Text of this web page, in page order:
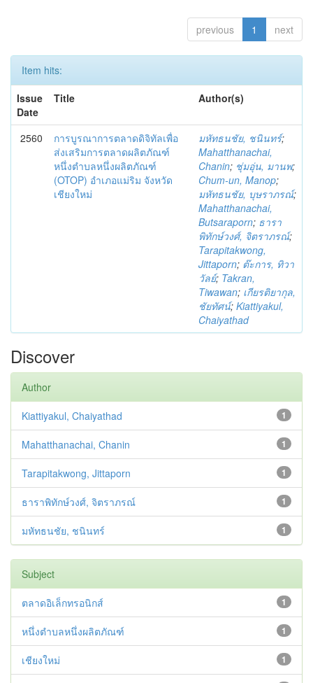
previous 1 next
Item hits:
Issue
Date
Title Author(s)
2560
การบูรณาการตลาดดิจิทัลเพื่อ
ส่งเสริมการตลาดผลิตภัณฑ์
หนึ่งตำบลหนึ่งผลิตภัณฑ์
(OTOP) อำเภอแม่ริม จังหวัด
เชียงใหม่
มหัทธนชัย, ชนินทร์;
Mahatthanachai,
Chanin; ชุ่มอุ่น, มานพ;
Chum-un, Manop;
มหัทธนชัย, บุษราภรณ์;
Mahatthanachai,
Butsaraporn; ธารา
พิทักษ์วงศ์, จิตราภรณ์;
Tarapitakwong,
Jittaporn; ต๊ะการ, ทิวา
วัลย์; Takran,
Tiwawan; เกียรติยากุล,
ชัยทัศน์; Kiattiyakul,
Chaiyathad
Discover
Author
1
Kiattiyakul, Chaiyathad
1
Mahatthanachai, Chanin
1
Tarapitakwong, Jittaporn
1
ธาราพิทักษ์วงศ์, จิตราภรณ์
1
มหัทธนชัย, ชนินทร์
Subject
1
ตลาดอิเล็กทรอนิกส์
1
หนึ่งตำบลหนึ่งผลิตภัณฑ์
1
เชียงใหม่